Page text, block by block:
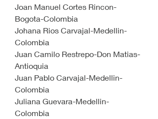
Joan Manuel Cortes Rincon-
Bogota-Colombia
Johana Rios Carvajal-Medellin-
Colombia
Juan Camilo Restrepo-Don Matias-
Antioquia
Juan Pablo Carvajal-Medellin-
Colombia
Juliana Guevara-Medellin-
Colombia